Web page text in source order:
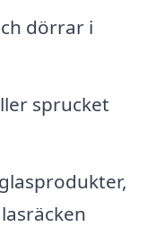
dörrar i
sprucket